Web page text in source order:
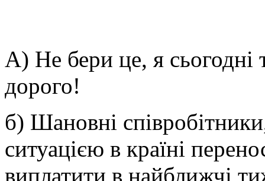
А) Не бери це, я сьогодні
дорого!
б) Шановні
ситуацією в країні
виплатити в найближчі